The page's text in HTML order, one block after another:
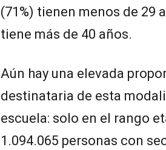
(71%) tienen menos de 29
tiene más de 40 años.
Aún hay una elevada
destinataria de esta
escuela: solo en el rango
1.094.065 personas con